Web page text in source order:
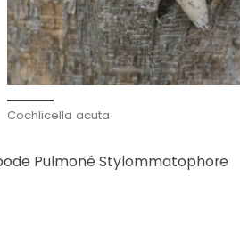
Cochlicella acuta
Pulmoné Stylommatophore